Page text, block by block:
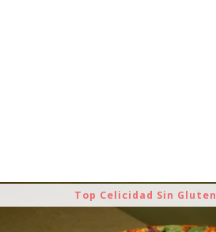
Top Celicidad Sin Gluten